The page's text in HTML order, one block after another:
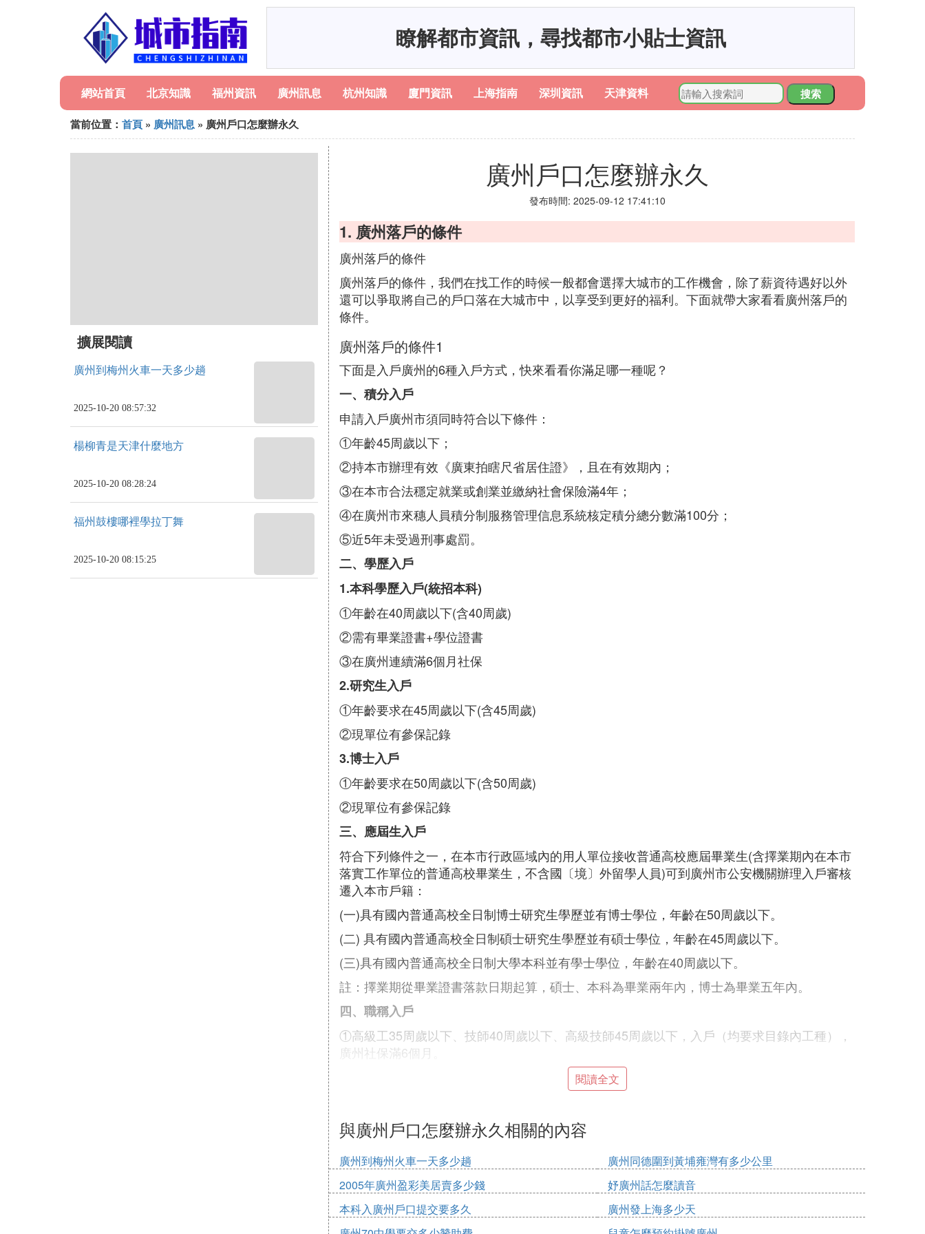
瞭解都市資訊，尋找都市小貼士資訊
網站首頁 北京知識 福州資訊 廣州訊息 杭州知識 廈門資訊 上海指南 深圳資訊 天津資料
搜索
當前位置： 首頁 » 廣州訊息 » 廣州戶口怎麼辦永久
擴展閱讀
廣州到梅州火車一天多少趟
2025-10-20 08:57:32
楊柳青是天津什麼地方
2025-10-20 08:28:24
福州鼓樓哪裡學拉丁舞
2025-10-20 08:15:25
廣州戶口怎麼辦永久
發布時間: 2025-09-12 17:41:10
1. 廣州落戶的條件
廣州落戶的條件
廣州落戶的條件，我們在找工作的時候一般都會選擇大城市的工作機會，除了薪資待遇好以外
還可以爭取將自己的戶口落在大城市中，以享受到更好的福利。下面就帶大家看看廣州落戶的
條件。
廣州落戶的條件1
下面是入戶廣州的6種入戶方式，快來看看你滿足哪一種呢？
一、積分入戶
申請入戶廣州市須同時符合以下條件：
①年齡45周歲以下；
②持本市辦理有效《廣東拍瞎尺省居住證》，且在有效期內；
③在本市合法穩定就業或創業並繳納社會保險滿4年；
④在廣州市來穗人員積分制服務管理信息系統核定積分總分數滿100分；
⑤近5年未受過刑事處罰。
二、學歷入戶
1.本科學歷入戶(統招本科)
①年齡在40周歲以下(含40周歲)
②需有畢業證書+學位證書
③在廣州連續滿6個月社保
2.研究生入戶
①年齡要求在45周歲以下(含45周歲)
②現單位有參保記錄
3.博士入戶
①年齡要求在50周歲以下(含50周歲)
②現單位有參保記錄
三、應屆生入戶
符合下列條件之一，在本市行政區域內的用人單位接收普通高校應屆畢業生(含擇業期內在本市
落實工作單位的普通高校畢業生，不含國〔境〕外留學人員)可到廣州市公安機關辦理入戶審核
遷入本市戶籍：
(一)具有國內普通高校全日制博士研究生學歷並有博士學位，年齡在50周歲以下。
(二) 具有國內普通高校全日制碩士研究生學歷並有碩士學位，年齡在45周歲以下。
(三)具有國內普通高校全日制大學本科並有學士學位，年齡在40周歲以下。
註：擇業期從畢業證書落款日期起算，碩士、本科為畢業兩年內，博士為畢業五年內。
四、職稱入戶
①高級工35周歲以下、技師40周歲以下、高級技師45周歲以下，入戶（均要求目錄內工種），
廣州社保滿6個月。
②專業技術人員職業資格入戶，中級職稱40周歲以下（要求目錄內工種）；廣州社保滿6個
月，高級職稱50周歲以下（要求目錄內工種），廣州社保滿一個月。
目前現最易考過的中級職稱證書有：
1.《系統集成項目管理工程師》
不限學歷+年齡在40周歲內+連續繳滿社保6個月，考過即可入戶廣州！
屬於計算機軟考，考兩科，一科選擇題+一科案例分析題。
2.《中級經濟師》
閱讀全文
與廣州戶口怎麼辦永久相關的內容
廣州到梅州火車一天多少趟
廣州同德圍到黃埔雍灣有多少公里
2005年廣州盈彩美居賣多少錢
妤廣州話怎麼讀音
本科入廣州戶口提交要多久
廣州發上海多少天